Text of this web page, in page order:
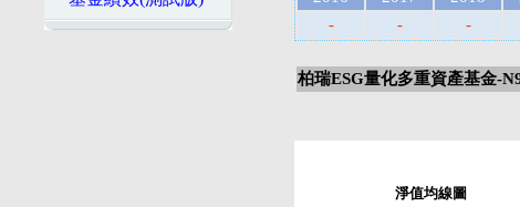
-
- -
柏瑞ESG量化多重資產基金-
淨值均線圖